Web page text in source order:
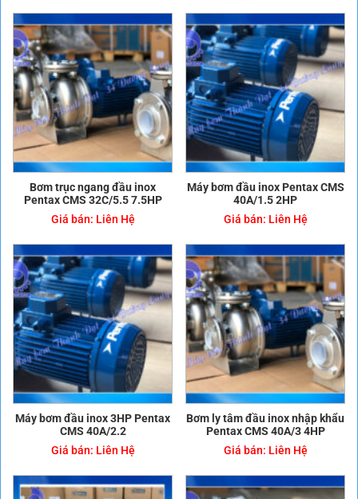
Bơm trục ngang đầu inox
Pentax CMS 32C/5.5 7.5HP
Giá bán: Liên Hệ
Máy bơm đầu inox Pentax CMS
40A/1.5 2HP
Giá bán: Liên Hệ
Máy bơm đầu inox 3HP Pentax
CMS 40A/2.2
Giá bán: Liên Hệ
Bơm ly tâm đầu inox nhập khẩu
Pentax CMS 40A/3 4HP
Giá bán: Liên Hệ